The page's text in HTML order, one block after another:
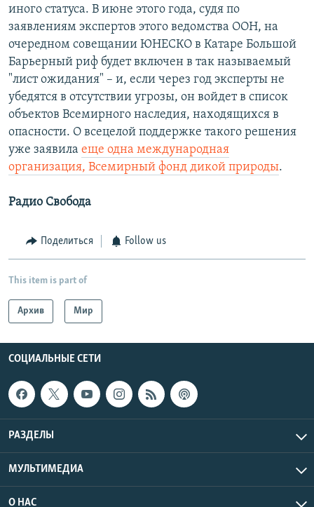
иного статуса. В июне этого года, судя по
заявлениям экспертов этого ведомства ООН, на
очередном совещании ЮНЕСКО в Катаре Большой
Барьерный риф будет включен в так называемый
"лист ожидания" – и, если через год эксперты не
убедятся в отсутствии угрозы, он войдет в список
объектов Всемирного наследия, находящихся в
опасности. О всецелой поддержке такого решения
уже заявила еще одна международная
организация, Всемирный фонд дикой природы.
Радио Свобода
Поделиться Follow us
This item is part of
Архив Мир
СОЦИАЛЬНЫЕ СЕТИ
РАЗДЕЛЫ
МУЛЬТИМЕДИА
О НАС